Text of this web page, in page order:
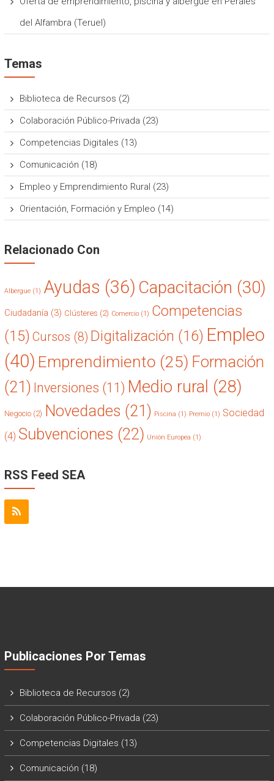
del Alfambra (Teruel)
Temas
Biblioteca de Recursos (2)
Colaboración Público-Privada (23)
Competencias Digitales (13)
Comunicación (18)
Empleo y Emprendimiento Rural (23)
Orientación, Formación y Empleo (14)
Relacionado Con
Albergue(1) Ayudas (36) Capacitación (30)
Ciudadanía (3) Clústeres (2) Comercio(1) Competencias
(15) Cursos (8) Digitalización (16) Empleo
(40) Emprendimiento (25) Formación
(21) Inversiones (11) Medio rural (28)
Negocio(2) Novedades (21) Piscina (1) Premio(1) Sociedad
(4) Subvenciones (22) Unión Europea (1)
RSS Feed SEA
Publicaciones Por Temas
Biblioteca de Recursos (2)
Colaboración Público-Privada (23)
Competencias Digitales (13)
Comunicación (18)